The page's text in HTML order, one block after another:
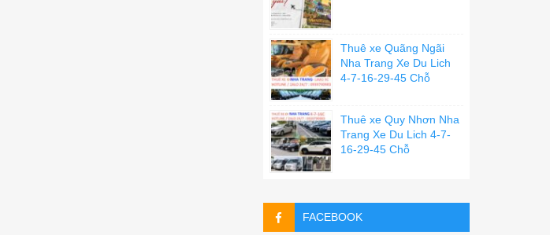
Thuê xe Quãng Ngãi
Nha Trang Xe Du Lich
4-7-16-29-45 Chỗ
Thuê xe Quy Nhơn Nha
Trang Xe Du Lich 4-7-
16-29-45 Chỗ
FACEBOOK